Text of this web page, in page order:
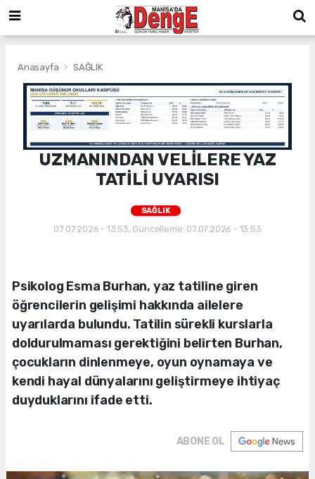
Anasayfa SAĞLIK
UZMANINDAN VELİLERE YAZ
TATİLİ UYARISI
SAĞLIK
07.07.2026 - 13:53, Güncelleme: 07.07.2026 - 13:53
Psikolog Esma Burhan, yaz tatiline giren
öğrencilerin gelişimi hakkında ailelere
uyarılarda bulundu. Tatilin sürekli kurslarla
doldurulmaması gerektiğini belirten Burhan,
çocukların dinlenmeye, oyun oynamaya ve
kendi hayal dünyalarını geliştirmeye ihtiyaç
duyduklarını ifade etti.
ABONE OL